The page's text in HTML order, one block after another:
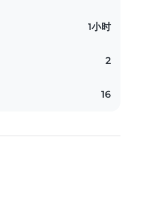
1小时
2
16